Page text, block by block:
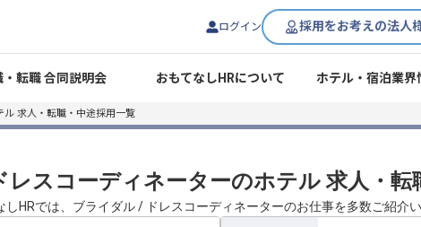
ログイン 採用をお考えの法人
・転職 合同説明会 おもてなしHRについて ホテル・宿泊業界
ル 求人・転職・中途採用一覧
レスコーディネーターのホテル 求人・転
しHRでは、ブライダル / ドレスコーディネーターのお仕事を多数ご紹介